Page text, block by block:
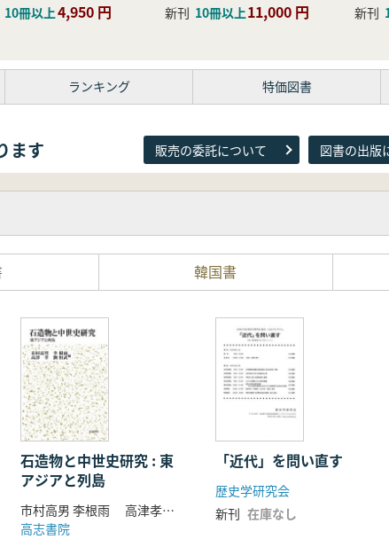
10冊以上4,950 円
新刊 10冊以上11,000 円
新刊
ランキング 特価図書
ます 販売の委託について 図書の出版
韓国書
石造物と中世史研究 : 東
アジアと列島
市村高男 李根雨 高津孝 劉恒武 編
高志書院
「近代」を問い直す
歴史学研究会
新刊 在庫なし